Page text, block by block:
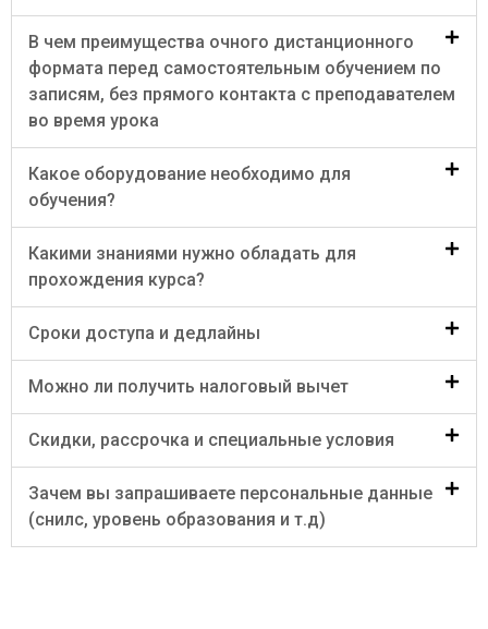
В чем преимущества очного дистанционного
формата перед самостоятельным обучением по
записям, без прямого контакта с преподавателем
во время урока
Какое оборудование необходимо для
обучения?
Какими знаниями нужно обладать для
прохождения курса?
Сроки доступа и дедлайны
Можно ли получить налоговый вычет
Скидки, рассрочка и специальные условия
Зачем вы запрашиваете персональные данные
(снилс, уровень образования и т.д)